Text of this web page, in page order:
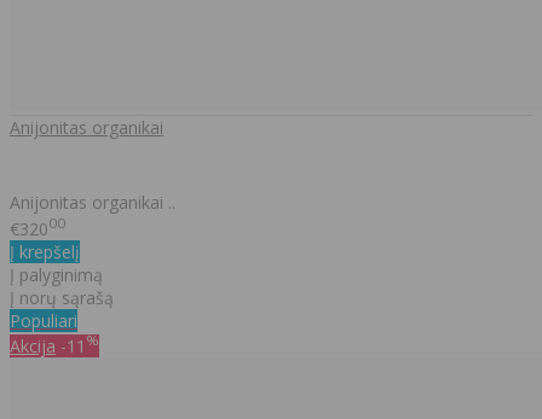
Anijonitas organikai
Anijonitas organikai ..
€32000
Į krepšelį
Į palyginimą
Į norų sąrašą
Populiari
Akcija -11 %